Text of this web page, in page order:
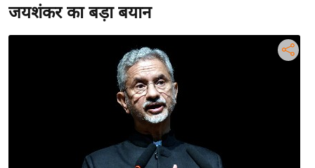
र
जयशंकर का बड़ा बयान